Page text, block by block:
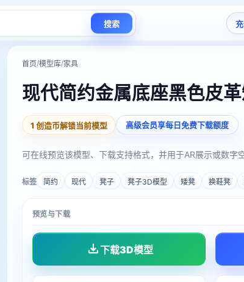
搜索
首页/模型库/家具
现代简约金属底座黑色皮
1 创造币解锁当前模型 高级会员享每日免费下载额度
可在线预览该模型、下载支持格式，并用于AR展示或数字
标签 简约 现代 凳子 凳子3D模型 矮凳 换鞋凳
预览与下载
下载3D模型